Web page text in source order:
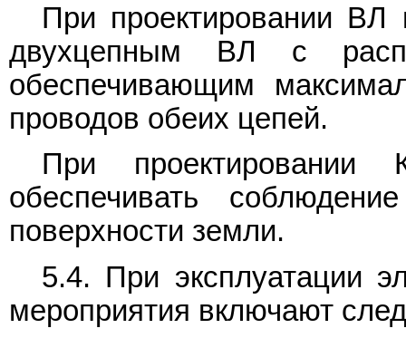
При проектировании ВЛ
двухцепным ВЛ с
обеспечивающим
проводов обеих цепей.
При
обеспечивать
поверхности земли.
5.4. При эксплуатации
мероприятия включают